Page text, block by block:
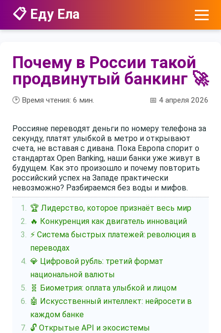
📋 Еду Ела
Почему в России такой
продвинутый банкинг 🚀
🕑 Время чтения: 6 мин. 📅 4 апреля 2026
Россияне переводят деньги по номеру телефона за
секунду, платят улыбкой в метро и открывают
счета, не вставая с дивана. Пока Европа спорит о
стандартах Open Banking, наши банки уже живут в
будущем. Как это произошло и почему повторить
российский успех на Западе практически
невозможно? Разбираемся без воды и мифов.
🏆 Лидерство, которое признаёт весь мир
🔥 Конкуренция как двигатель инноваций
⚡ Система быстрых платежей: революция в
переводах
💎 Цифровой рубль: третий формат
национальной валюты
🧬 Биометрия: оплата улыбкой и лицом
🤖 Искусственный интеллект: нейросети в
каждом банке
🔓 Открытые API и экосистемы